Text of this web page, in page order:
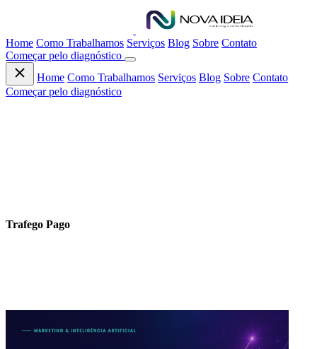
Home Como Trabalhamos Serviços Blog Sobre Contato
Começar pelo diagnóstico
Home Como Trabalhamos Serviços Blog Sobre Contato
Começar pelo diagnóstico
Trafego Pago